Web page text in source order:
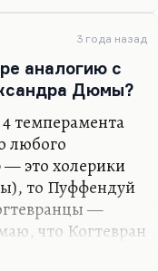
хороший
«Три
да и
3 года назад
аналогию с
Дюмы?
темперамента
любого
— это холерики
то Пуффендуй
—
что Когтевран